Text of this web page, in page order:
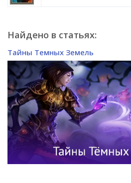
Найдено в статьях:
Тайны Темных Земель